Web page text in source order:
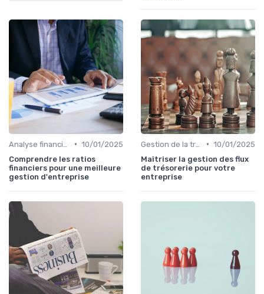
• 10/01/2025
Comprendre les ratios
financiers pour une meilleure
gestion d'entreprise
• 10/01/2025
Maîtriser la gestion des flux
de trésorerie pour votre
entreprise